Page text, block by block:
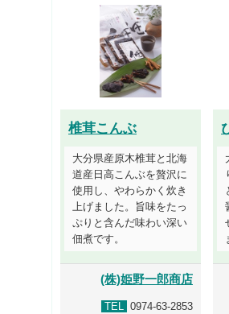
椎茸こんぶ
大分県産原木椎茸と北海
道産日高こんぶを贅沢に
使用し、やわらかく炊き
上げました。旨味をたっ
ぷりと含んだ味わい深い
佃煮です。
(株)姫野一郎商店
TEL 0974-63-2853